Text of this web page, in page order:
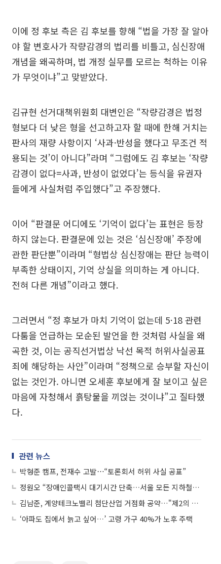
이에 정 후보 측은 김 후보를 향해 “법을 가장 잘 알아
야 할 변호사가 작량감경의 법리를 비틀고, 심신장애
개념을 왜곡하며, 법 개정 실무를 모르는 척하는 이유
가 무엇이냐”고 맞받았다.
김규현 선거대책위원회 대변인은 “작량감경은 법정
형보다 더 낮은 형을 선고하고자 할 때에 한해 거치는
판사의 재량 사항이지 ‘사과·반성을 했다고 무조건 적
용되는 것’이 아니다”라며 “그럼에도 김 후보는 ‘작량
감경이 없다=사과, 반성이 없었다’는 등식을 유권자
들에게 사실처럼 주입했다”고 주장했다.
이어 “판결문 어디에도 ‘기억이 없다’는 표현은 등장
하지 않는다. 판결문에 있는 것은 ‘심신장애’ 주장에
관한 판단뿐”이라며 “형법상 심신장애는 판단 능력이
부족한 상태이지, 기억 상실을 의미하는 게 아니다.
전혀 다른 개념”이라고 했다.
그러면서 “정 후보가 마치 기억이 없는데 5·18 관련
다툼을 언급하는 모순된 발언을 한 것처럼 사실을 왜
곡한 것, 이는 공직선거법상 낙선 목적 허위사실공표
죄에 해당하는 사안”이라며 “정책으로 승부할 자신이
없는 것인가. 아니면 오세훈 후보에게 잘 보이고 싶은
마음에 자청해서 흙탕물을 끼얹는 것이냐”고 질타했
다.
관련 뉴스
박형준 캠프, 전재수 고발⋯“토론회서 허위 사실 공표”
정원오 “장애인콜택시 대기시간 단축…서울 모든 지하철 15분 재승차 무료”
김남준, 계양테크노밸리 첨단산업 거점화 공약…"제2의 판교 완성"
‘아파도 집에서 늙고 싶어…’ 고령 가구 40%가 노후 주택